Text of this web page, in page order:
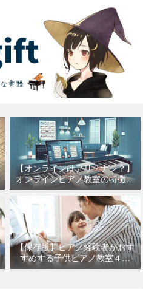
【オンラインはアリ？ナシ？】
オンラインピアノ教室の特徴を
徹底解説【音楽の才能は自宅で
輝く】
【保存版】ピアノ経験者がおす
すめする子供ピアノ教室４選
【マンツーマン、アップライト